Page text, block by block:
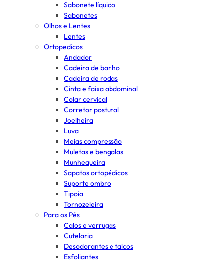
Sabonete líquido
Sabonetes
Olhos e Lentes
Lentes
Ortopedicos
Andador
Cadeira de banho
Cadeira de rodas
Cinta e faixa abdominal
Colar cervical
Corretor postural
Joelheira
Luva
Meias compressão
Muletas e bengalas
Munhequeira
Sapatos ortopédicos
Suporte ombro
Tipoia
Tornozeleira
Para os Pés
Calos e verrugas
Cutelaria
Desodorantes e talcos
Esfoliantes